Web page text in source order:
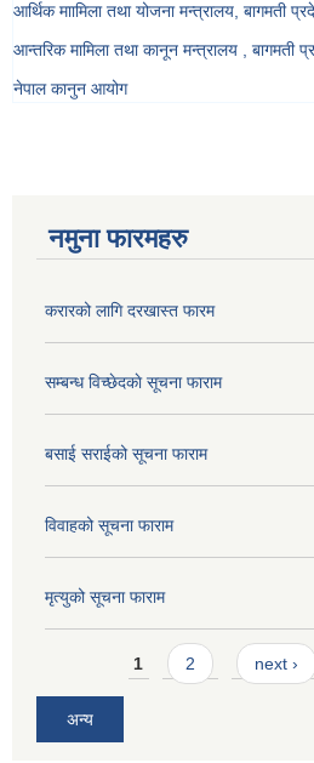
आर्थिक माामिला तथा योजना मन्त्रालय, बागमती
आन्तरिक मामिला तथा कानून मन्त्रालय , बागमती
नेपाल कानुन आयोग
नमुना फारमहरु
करारको लागि दरखास्त फारम
सम्बन्ध विच्छेदकाे सूचना फाराम
बसाई सराईको सूचना फाराम
विवाहको सूचना फाराम
मृत्युको सूचना फाराम
Pages1 2 next ›
अन्य